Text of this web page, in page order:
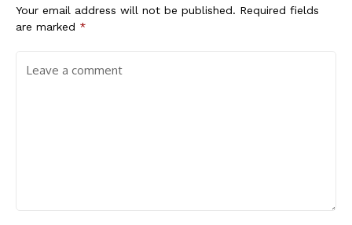
Your email address will not be published. Required fields
are marked *